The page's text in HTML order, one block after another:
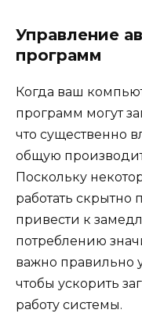
Управление
программ
Когда ваш
программ могут
что существенно
общую
Поскольку
работать скрытно
привести к
потреблению
важно правильно
чтобы ускорить
работу системы.